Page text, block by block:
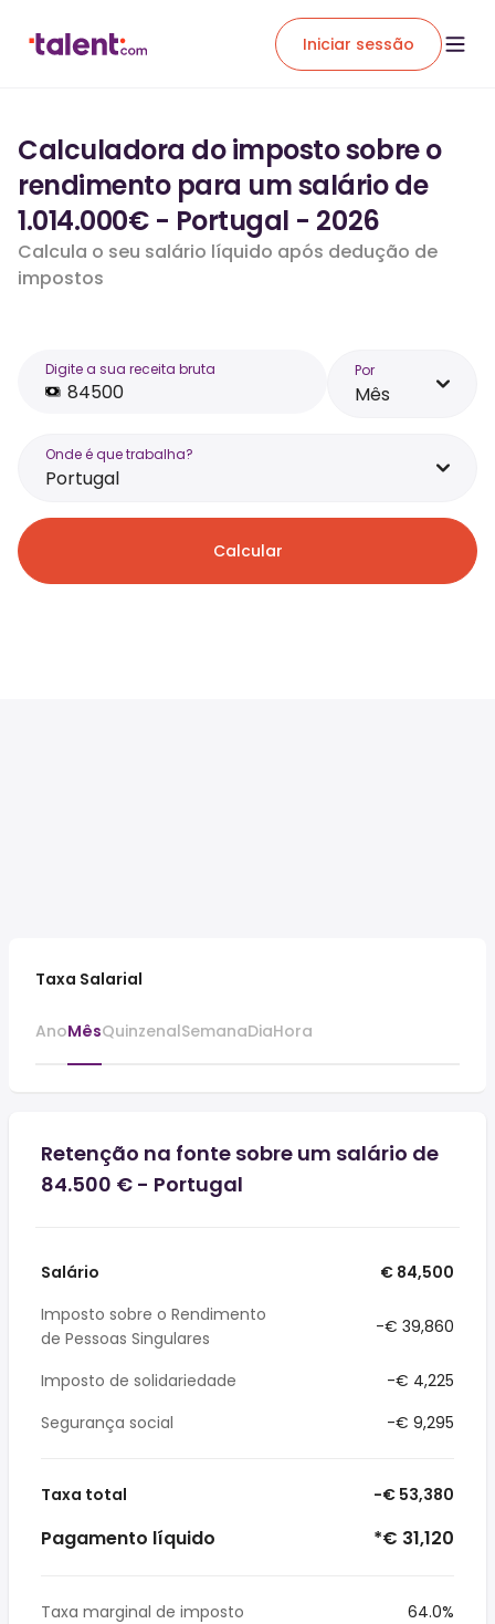
Iniciar sessão
Calculadora do imposto sobre o
rendimento para um salário de
1.014.000€ - Portugal - 2026
Calcula o seu salário líquido após dedução de
impostos
Digite a sua receita bruta Por
Mês
Onde é que trabalha?
Portugal
Calcular
Taxa Salarial
AnoMêsQuinzenalSemanaDiaHora
Retenção na fonte sobre um salário de
84.500 € - Portugal
Salário
€ 84,500
Imposto sobre o Rendimento
de Pessoas Singulares
-€ 39,860
Imposto de solidariedade
-€ 4,225
Segurança social
-€ 9,295
Taxa total -€ 53,380
Pagamento líquido *€ 31,120
Taxa marginal de imposto
64.0%